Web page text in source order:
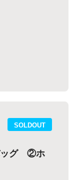
SOLDOUT
ッグ ②ホ